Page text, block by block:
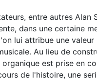
entre autres Alan
dans une certaine
lui attribue une valeur
Au lieu de
est prise en
de l'histoire, une